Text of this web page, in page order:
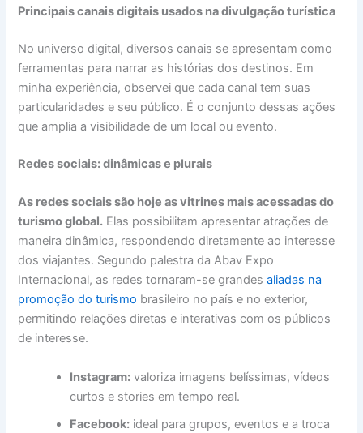
Principais canais digitais usados na divulgação turística
No universo digital, diversos canais se apresentam como
ferramentas para narrar as histórias dos destinos. Em
minha experiência, observei que cada canal tem suas
particularidades e seu público. É o conjunto dessas ações
que amplia a visibilidade de um local ou evento.
Redes sociais: dinâmicas e plurais
As redes sociais são hoje as vitrines mais acessadas do
turismo global. Elas possibilitam apresentar atrações de
maneira dinâmica, respondendo diretamente ao interesse
dos viajantes. Segundo palestra da Abav Expo
Internacional, as redes tornaram-se grandesaliadas na
promoção do turismo brasileiro no país e no exterior,
permitindo relações diretas e interativas com os públicos
de interesse.
Instagram: valoriza imagens belíssimas, vídeos
curtos e stories em tempo real.
Facebook: ideal para grupos, eventos e a troca